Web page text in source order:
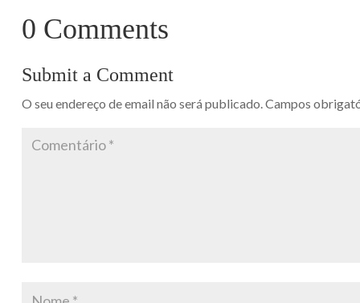
0 Comments
Submit a Comment
O seu endereço de email não será publicado.Campos